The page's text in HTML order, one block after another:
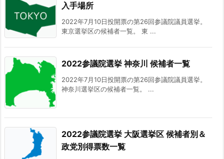
入手場所
2022年7月10日投開票の第26回参議院議員選挙。
東京選挙区の候補者一覧。 東 ...
2022参議院選挙 神奈川 候補者一覧
2022年7月10日投開票の第26回参議院議員選挙。
神奈川選挙区の候補者一覧。 ...
2022参議院選挙 大阪選挙区 候補者別＆
政党別得票数一覧